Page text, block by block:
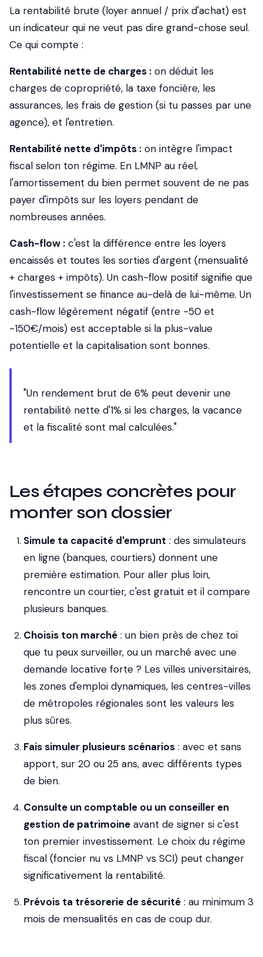
La rentabilité brute (loyer annuel / prix d'achat) est
un indicateur qui ne veut pas dire grand-chose seul.
Ce qui compte :
Rentabilité nette de charges : on déduit les
charges de copropriété, la taxe foncière, les
assurances, les frais de gestion (si tu passes par une
agence), et l'entretien.
Rentabilité nette d'impôts : on intègre l'impact
fiscal selon ton régime. En LMNP au réel,
l'amortissement du bien permet souvent de ne pas
payer d'impôts sur les loyers pendant de
nombreuses années.
Cash-flow : c'est la différence entre les loyers
encaissés et toutes les sorties d'argent (mensualité
+ charges + impôts). Un cash-flow positif signifie que
l'investissement se finance au-delà de lui-même. Un
cash-flow légèrement négatif (entre -50 et
-150€/mois) est acceptable si la plus-value
potentielle et la capitalisation sont bonnes.
"Un rendement brut de 6% peut devenir une
rentabilité nette d'1% si les charges, la vacance
et la fiscalité sont mal calculées."
Les étapes concrètes pour
monter son dossier
Simule ta capacité d'emprunt : des simulateurs
en ligne (banques, courtiers) donnent une
première estimation. Pour aller plus loin,
rencontre un courtier, c'est gratuit et il compare
plusieurs banques.
Choisis ton marché : un bien près de chez toi
que tu peux surveiller, ou un marché avec une
demande locative forte ? Les villes universitaires,
les zones d'emploi dynamiques, les centres-villes
de métropoles régionales sont les valeurs les
plus sûres.
Fais simuler plusieurs scénarios : avec et sans
apport, sur 20 ou 25 ans, avec différents types
de bien.
Consulte un comptable ou un conseiller en
gestion de patrimoine avant de signer si c'est
ton premier investissement. Le choix du régime
fiscal (foncier nu vs LMNP vs SCI) peut changer
significativement la rentabilité.
Prévois ta trésorerie de sécurité : au minimum 3
mois de mensualités en cas de coup dur.